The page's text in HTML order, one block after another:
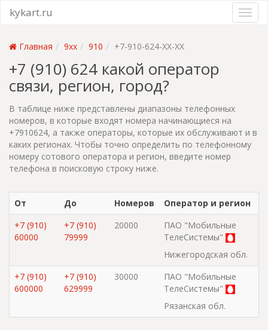
kykart.ru
Главная 9xx 910 +7-910-624-XX-XX
+7 (910) 624 какой оператор
связи, регион, город?
В таблице ниже представлены диапазоны телефонных
номеров, в которые входят номера начинающиеся на
+7910624, а также операторы, которые их обслуживают и в
каких регионах. Чтобы точно определить по телефонному
номеру сотового оператора и регион, введите номер
телефона в поисковую строку ниже.
От До Номеров
Оператор и регион
+7 (910)
60000
+7 (910)
79999
20000
ПАО "Мобильные
ТелеСистемы"
Нижегородская обл.
+7 (910)
600000
+7 (910)
629999
30000
ПАО "Мобильные
ТелеСистемы"
Рязанская обл.